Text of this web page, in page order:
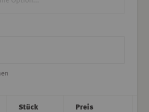
Stück Preis